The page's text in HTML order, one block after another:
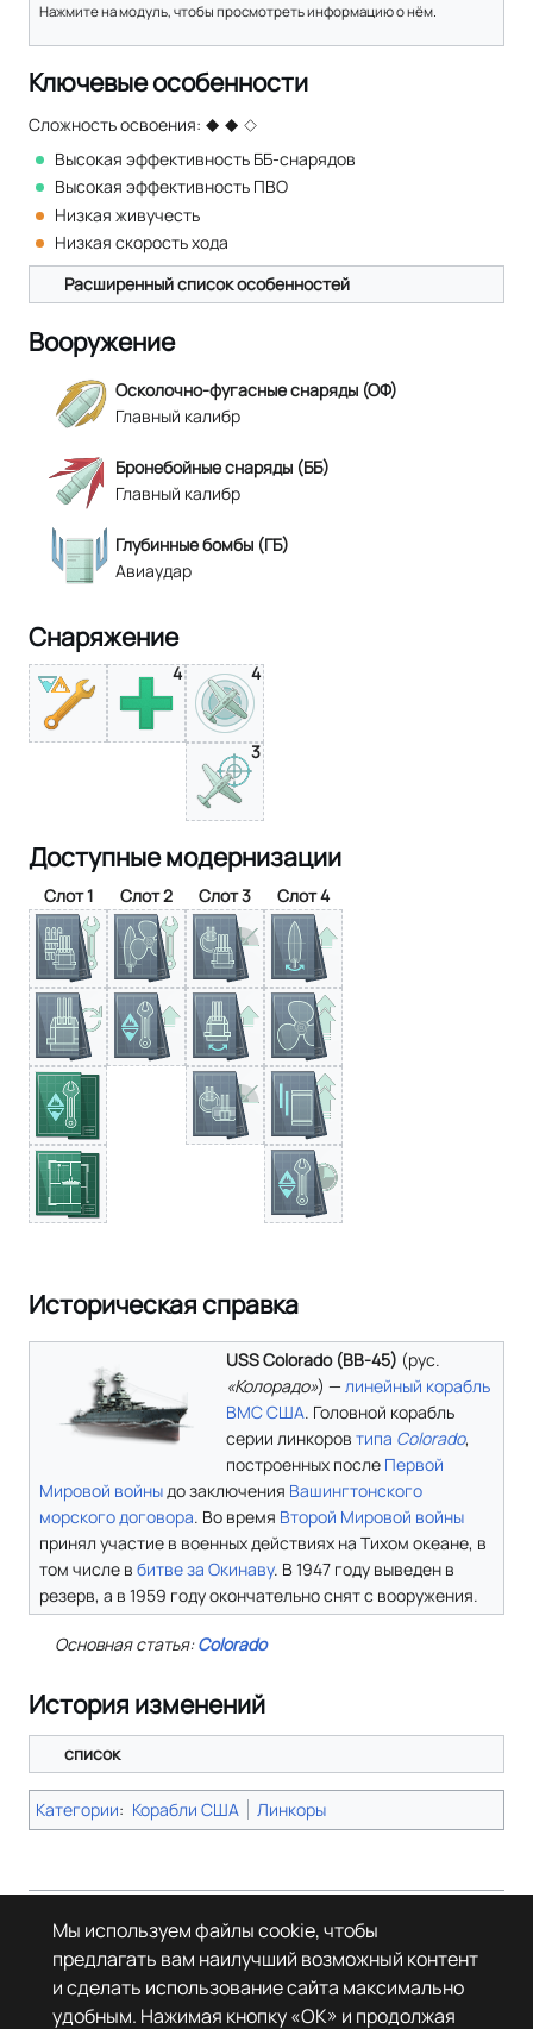
Нажмите на модуль, чтобы просмотреть информацию о нём.
Ключевые особенности
Сложность освоения:
Высокая эффективность ББ-снарядов
Высокая эффективность ПВО
Низкая живучесть
Низкая скорость хода
Расширенный список особенностей
Вооружение
Осколочно-фугасные снаряды (ОФ)
Главный калибр
Бронебойные снаряды (ББ)
Главный калибр
Глубинные бомбы (ГБ)
Авиаудар
Снаряжение
4 4
3
Доступные модернизации
Слот 1 Слот 2 Слот 3 Слот 4
Историческая справка
USS Colorado (BB-45) (рус.
«Колорадо») — линейный корабль
ВМС США. Головной корабль
серии линкоров типа Colorado,
построенных после Первой
Мировой войныдо заключения Вашингтонского
морского договора. Во время Второй Мировой войны
принял участие в военных действиях на Тихом океане, в
том числе в битве за Окинаву. В 1947 году выведен в
резерв, а в 1959 году окончательно снят с вооружения.
Основная статья:Colorado
История изменений
список
Категории: Корабли США Линкоры
Страница в последний раз была отредактирована 19 октября 2025
года в 19:26.
© Леста Игры, 2022–2026. Игры «Мир танков», «Мир кораблей», Tanks
Blitz основаны на интеллектуальной собственности третьих лиц. Все
права на объекты прав третьих лиц принадлежат их законным
Мы используем файлы cookie, чтобы
предлагать вам наилучший возможный контент
и сделать использование сайта максимально
удобным. Нажимая кнопку «OK» и продолжая